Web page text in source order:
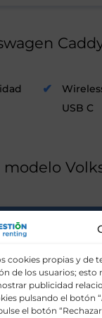
cookies propias y de
de los usuarios;
publicidad
pulsando el botón
el botón
USB C
puntos
conductor y
y para la